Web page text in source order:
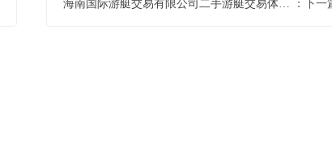
海南国际游艇交易有限公司二手游艇交易体系团体标准制定与申请咨询服务项目中选公告 ：下一